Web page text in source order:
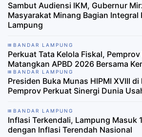
Sambut Audiensi IKM, Gubernur
Masyarakat Minang Bagian Integral
Lampung
BANDAR LAMPUNG
Perkuat Tata Kelola Fiskal,
Matangkan APBD 2026 Bersama
BANDAR LAMPUNG
Presiden Buka Munas HIPMI XVIII
Pemprov Perkuat Sinergi Dunia
BANDAR LAMPUNG
Inflasi Terkendali, Lampung Masuk
dengan Inflasi Terendah Nasional